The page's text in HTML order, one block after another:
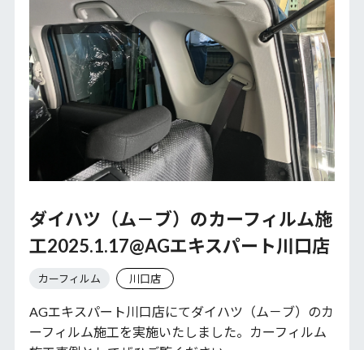
ダイハツ（ム－ブ）のカーフィルム施
工2025.1.17@AGエキスパート川口店
カーフィルム 川口店
AGエキスパート川口店にてダイハツ（ム－ブ）のカ
ーフィルム施工を実施いたしました。カーフィルム